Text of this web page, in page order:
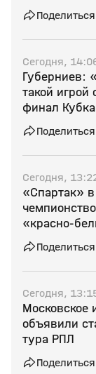
Поделиться
Сегодня,
Губерниев:
такой
финал
Поделиться
Сегодня,
«Спартак»
Поделиться
Сегодня,
Московское
объявили
тура РПЛ
Поделиться